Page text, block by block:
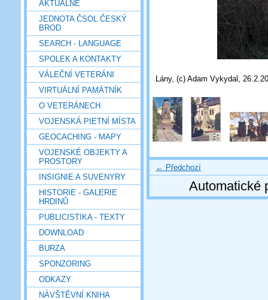
AKTUÁLNĚ
JEDNOTA ČSOL ČESKÝ
BROD
SEARCH - LANGUAGE
SPOLEK A KONTAKTY
VÁLEČNÍ VETERÁNI
VIRTUÁLNÍ PAMÁTNÍK
O VETERÁNECH
VOJENSKÁ PIETNÍ MÍSTA
GEOCACHING - MAPY
VOJENSKÉ OBJEKTY A
PROSTORY
INSIGNIE A SUVENYRY
HISTORIE - GALERIE
HRDINŮ
PUBLICISTIKA - TEXTY
DOWNLOAD
BURZA
SPONZORING
ODKAZY
NÁVŠTĚVNÍ KNIHA
Lány, (c) Adam Vykydal,
← Předchozí
Automatické